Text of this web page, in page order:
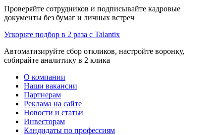
Проверяйте сотрудников и подписывайте кадровые
документы без бумаг и личных встреч
Ускорьте подбор в 2 раза с Talantix
Автоматизируйте сбор откликов, настройте воронку,
собирайте аналитику в 2 клика
О компании
Наши вакансии
Партнерам
Реклама на сайте
Новости и статьи
Инвесторам
Кандидаты по профессиям